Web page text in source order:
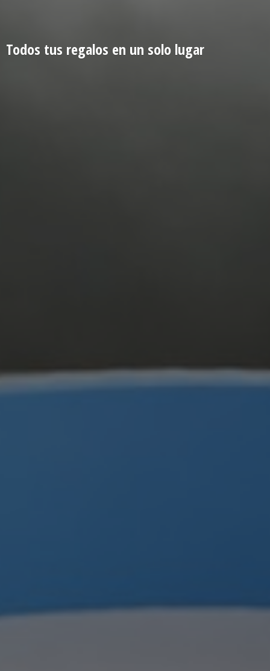
Todos tus regalos en un solo lugar